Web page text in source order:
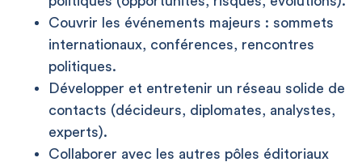
Couvrir les événements majeurs : sommets
internationaux, conférences, rencontres
politiques.
Développer et entretenir un réseau solide de
contacts (décideurs, diplomates, analystes,
experts).
Collaborer avec les autres pôles éditoriaux